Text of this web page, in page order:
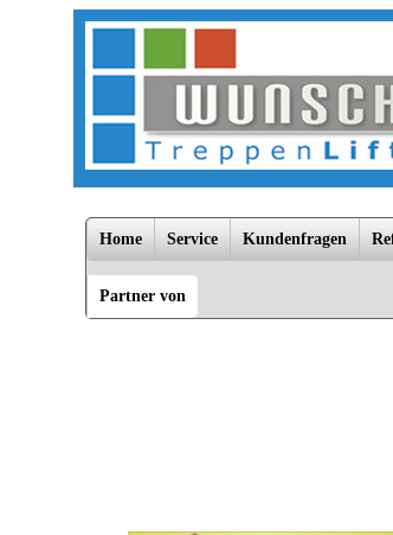
Home Service Kundenfragen
Partner von